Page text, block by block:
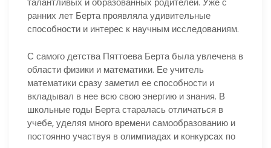
ранних лет Берта проявляла удивительные
способности и интерес к научным исследованиям.
С самого детства Пяттоева Берта была увлечена в
области физики и математики. Ее учитель
математики сразу заметил ее способности и
вкладывал в нее всю свою энергию и знания. В
школьные годы Берта старалась отличаться в
учебе, уделяя много времени самообразованию и
постоянно участвуя в олимпиадах и конкурсах по